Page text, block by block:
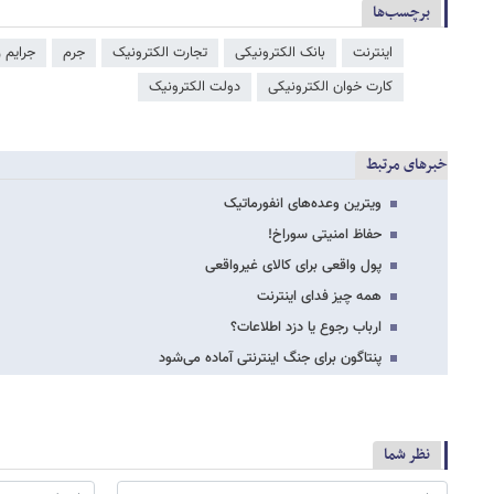
برچسب‌ها
اینترنت بانک الکترونیکی تجارت الکترونیک جرم جرایم
کارت خوان الکترونیکی
دولت الکترونیک
خبرهای مرتبط
ویترین وعده‌های انفورماتیک
حفاظ امنیتی سوراخ!
پول واقعی برای کالای غیرواقعی
همه چیز فدای اینترنت
ارباب رجوع یا دزد اطلاعات؟
پنتاگون برای جنگ اینترنتی آماده می‌شود
نظر شما